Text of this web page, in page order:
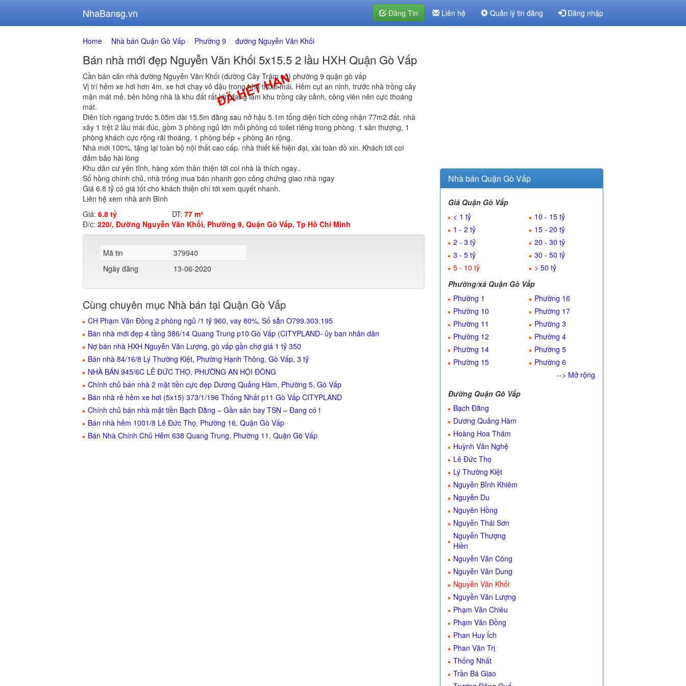
NhaBansg.vn Đăng Tin Liên hệ Quản lý tin đăng Đăng nhập
Home Nhà bán Quận Gò Vấp Phường 9 đường Nguyễn Văn Khối
Bán nhà mới đẹp Nguyễn Văn Khối 5x15.5 2 lầu HXH Quận Gò Vấp
Cần bán căn nhà đường Nguyễn Văn Khối (đường Cây Trâm cũ) phường 9 quận gò vấp
Vị trí hẻm xe hơi hơn 4m. xe hơi chạy vô đậu trong nhà thoải mái. Hẻm cụt an ninh, trước nhà trồng cây
mận mát mẻ. bên hông nhà là khu đất rất lớn đang làm khu trồng cây cảnh, công viên nên cực thoáng
mát.
Diên tích ngang trước 5.05m dài 15.5m đằng sau nở hậu 5.1m tổng diện tích công nhận 77m2 đất. nhà
xây 1 trệt 2 lầu mái đúc, gồm 3 phòng ngủ lớn mỗi phòng có toilet riêng trong phòng. 1 sân thượng, 1
phòng khách cực rộng rãi thoáng, 1 phòng bếp + phòng ăn rộng.
Nhà mới 100%, tặng lại toàn bộ nội thất cao cấp. nhà thiết kế hiện đại, xài toàn đồ xin. Khách tới coi
đảm bảo hài lòng
Khu dân cư yên tĩnh, hàng xóm thân thiện tới coi nhà là thích ngay..
Sổ hồng chính chủ, nhà trống mua bán nhanh gọn công chứng giao nhà ngay
Giá 6.8 tỷ có giá tốt cho khách thiện chí tới xem quyết nhanh.
Liên hệ xem nhà anh Bình
Giá: 6.8 tỷ DT: 77 m²
Đ/c: 220/, Đường Nguyễn Văn Khối, Phường 9, Quận Gò Vấp, Tp Hồ Chí Minh
Mã tin
379940
Ngày đăng
13-06-2020
Cùng chuyên mục Nhà bán tại Quận Gò Vấp
CH Phạm Văn Đồng 2 phòng ngủ /1 tỷ 960, vay 80%, Sổ sẵn O799.303.195
Bán nhà mới đẹp 4 tầng 386/14 Quang Trung p10 Gò Vấp (CITYPLAND- ủy ban nhân dân
Nợ bán nhà HXH Nguyễn Văn Lượng, gò vấp gần chợ giá 1 tỷ 350
Bán nhà 84/16/8 Lý Thường Kiệt, Phường Hạnh Thông, Gò Vấp, 3 tỷ
NHÀ BÁN 945/6C LÊ ĐỨC THỌ, PHƯỜNG AN HỘI ĐÔNG
Chính chủ bán nhà 2 mặt tiền cực đẹp Dương Quảng Hàm, Phường 5, Gò Vấp
Bán nhà rẻ hẻm xe hơi (5x15) 373/1/196 Thống Nhất p11 Gò Vấp CITYPLAND
Chính chủ bán nhà mặt tiền Bạch Đằng – Gần sân bay TSN – Đang có t
Bán nhà hẻm 1001/8 Lê Đức Thọ, Phường 16, Quận Gò Vấp
Bán Nhà Chính Chủ Hẻm 638 Quang Trung, Phường 11, Quận Gò Vấp
Nhà bán Quận Gò Vấp
Giá Quận Gò Vấp
< 1 tỷ
1 - 2 tỷ
2 - 3 tỷ
3 - 5 tỷ
5 - 10 tỷ
10 - 15 tỷ
15 - 20 tỷ
20 - 30 tỷ
30 - 50 tỷ
> 50 tỷ
Phường/xã Quận Gò Vấp
Phường 1
Phường 10
Phường 11
Phường 12
Phường 14
Phường 15
Phường 16
Phường 17
Phường 3
Phường 4
Phường 5
Phường 6
--> Mở rộng
Đường Quận Gò Vấp
Bạch Đằng
Dương Quảng Hàm
Hoàng Hoa Thám
Huỳnh Văn Nghệ
Lê Đức Thọ
Lý Thường Kiệt
Nguyễn Bỉnh Khiêm
Nguyễn Du
Nguyên Hồng
Nguyễn Thái Sơn
Nguyễn Thượng
Hiền
Nguyễn Văn Công
Nguyễn Văn Dung
Nguyễn Văn Khối
Nguyễn Văn Lượng
Phạm Văn Chiêu
Phạm Văn Đồng
Phan Huy Ích
Phan Văn Trị
Thống Nhất
Trần Bá Giao